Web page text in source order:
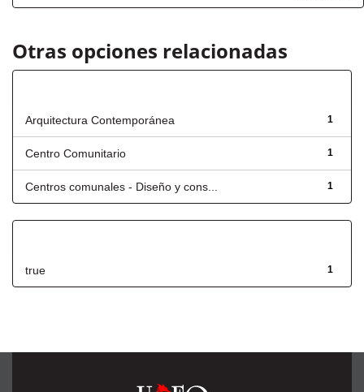
Otras opciones relacionadas
1
Arquitectura Contemporánea
1
Centro Comunitario
1
Centros comunales - Diseño y cons...
1
true